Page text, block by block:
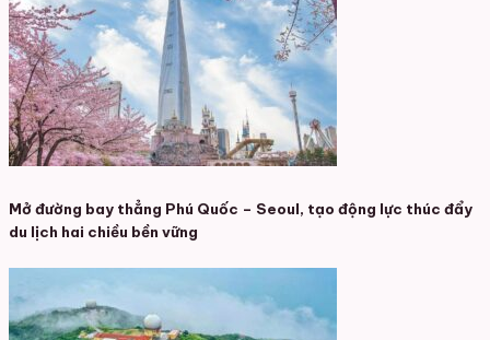
Mở đường bay thẳng Phú Quốc – Seoul, tạo động lực thúc đẩy
du lịch hai chiều bền vững